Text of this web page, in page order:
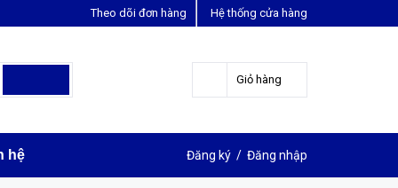
Hệ thống cửa hàng
Theo dõi đơn hàng
Giỏ hàng
hệ Đăng ký / Đăng nhập
LIÊN HỆ ĐẶT HÀNG